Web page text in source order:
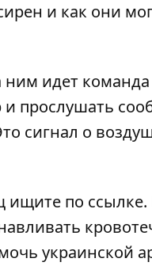
и как они
ним идет
прослушать
сигнал о
ищите по ссылке
украинской